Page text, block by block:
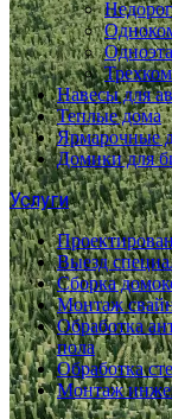
Навесы для
Теплые дома
Ярмарочные
Домики для
Услуги
Выезд
Сборка
Монтаж
Обработка
пола
Обработка
Монтаж